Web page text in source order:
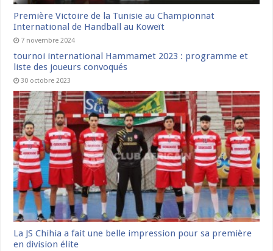
Première Victoire de la Tunisie au Championnat
International de Handball au Koweït
7 novembre 2024
tournoi international Hammamet 2023 : programme et
liste des joueurs convoqués
30 octobre 2023
La JS Chihia a fait une belle impression pour sa première
en division élite